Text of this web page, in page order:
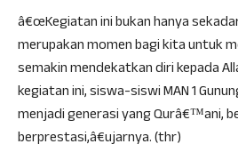
â€œKegiatan ini bukan hanya
merupakan momen bagi kita untuk
semakin mendekatkan diri kepada
kegiatan ini, siswa-siswi MAN 1
menjadi generasi yang Qurâ€™ani,
berprestasi,â€ujarnya. (thr)